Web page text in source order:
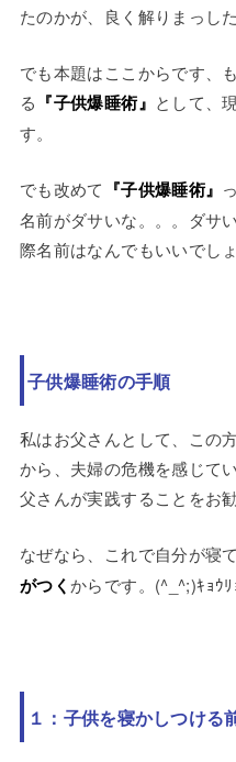
たのかが、良く解りまっした
でも本題はここからです、
る 『子供爆睡術』 として、
す。
でも改めて 『子供爆睡術』
名前がダサいな。。。ダサ
際名前はなんでもいいでし
子供爆睡術の手順
私はお父さんとして、この
から、夫婦の危機を感じて
父さんが実践することをお
なぜなら、これで自分が寝
がつくからです。(^_^;)ｷｮｳ
１：子供を寝かしつける